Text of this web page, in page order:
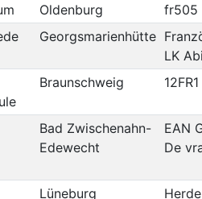
Oldenburg
fr505
Georgsmarienhütte
LK
Braunschweig 12FR1
Bad Zwischenahn-
Edewecht
EAN
De
Lüneburg